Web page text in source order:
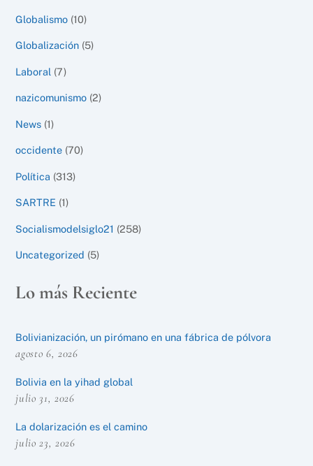
Globalismo (10)
Globalización (5)
Laboral (7)
nazicomunismo (2)
News (1)
occidente (70)
Política (313)
SARTRE (1)
Socialismodelsiglo21 (258)
Uncategorized (5)
Lo más Reciente
Bolivianización, un pirómano en una fábrica de pólvora
agosto 6, 2026
Bolivia en la yihad global
julio 31, 2026
La dolarización es el camino
julio 23, 2026